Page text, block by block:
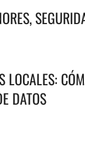
LOCALES:
DATOS